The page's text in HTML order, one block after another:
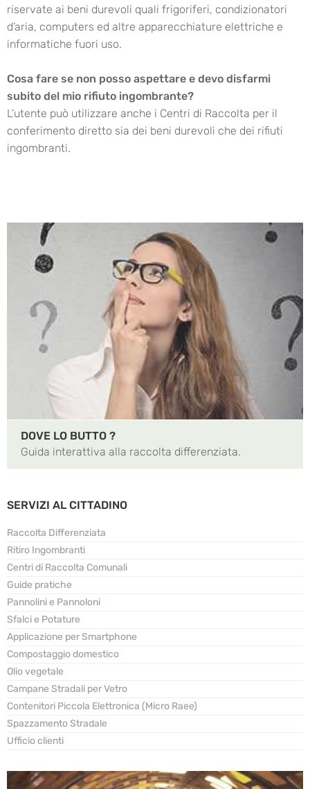
riservate ai beni durevoli quali frigoriferi, condizionatori
d’aria, computers ed altre apparecchiature elettriche e
informatiche fuori uso.
Cosa fare se non posso aspettare e devo disfarmi
subito del mio rifiuto ingombrante?
L’utente può utilizzare anche i Centri di Raccolta per il
conferimento diretto sia dei beni durevoli che dei rifiuti
ingombranti.
DOVE LO BUTTO ?
Guida interattiva alla raccolta differenziata.
SERVIZI AL CITTADINO
Raccolta Differenziata
Ritiro Ingombranti
Centri di Raccolta Comunali
Guide pratiche
Pannolini e Pannoloni
Sfalci e Potature
Applicazione per Smartphone
Compostaggio domestico
Olio vegetale
Campane Stradali per Vetro
Contenitori Piccola Elettronica (Micro Raee)
Spazzamento Stradale
Ufficio clienti